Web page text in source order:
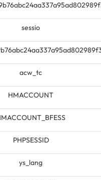
sessio
acw_tc
HMACCOUNT
PHPSESSID
ys_lang